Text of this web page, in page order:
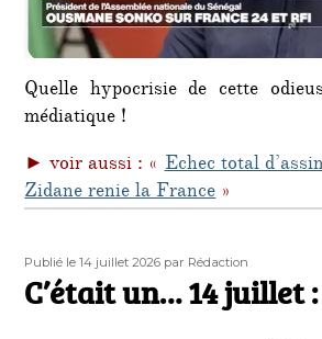
Quelle hypocrisie de cette
médiatique !
► voir aussi : «Echec total
Zidane renie la France»
Publié
le
Publié le 14 juillet 2026 Auteur
par Rédaction
C’était un… 14 juillet :